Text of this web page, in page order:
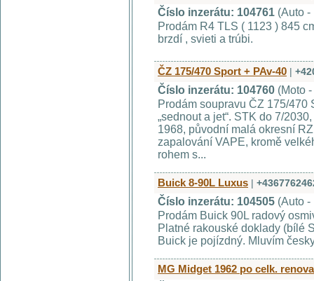
Číslo inzerátu: 104761 (Auto -
Prodám R4 TLS ( 1123 ) 845
brzdí , svieti a trúbi.
ČZ 175/470 Sport + PAv-40 |
Číslo inzerátu: 104760 (Moto
Prodám soupravu ČZ 175/470
„sednout a jet“. STK do 7/
1968, původní malá okresní
zapalování VAPE, kromě
rohem s...
Buick 8-90L Luxus |
Číslo inzerátu: 104505 (Auto -
Prodám Buick 90L radový
Platné rakouské doklady (bílé
Buick je pojízdný. Mluvím
MG Midget 1962 po celk.